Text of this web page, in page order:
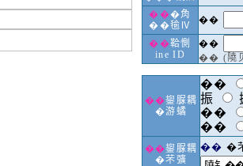
���𧢲
��毺Ⅳ
��
��鞈惻
ine ID
��
�� (隢
��鋆脲耦
�游𧑐
��
振
��
��
��鋆脲耦
�芣彍
�� �